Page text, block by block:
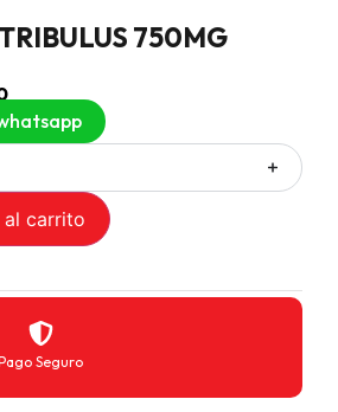
750MG
al carrito
Seguro